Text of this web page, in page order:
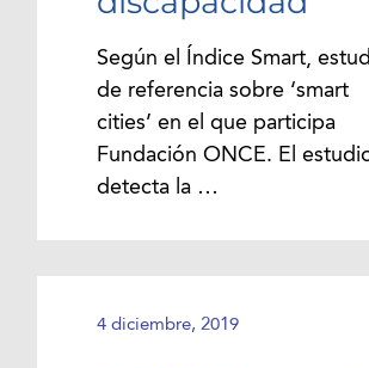
Según el Índice Smart,
de referencia sobre ‘smart
cities’ en el que participa
Fundación ONCE. El
detecta la …
4 diciembre, 2019